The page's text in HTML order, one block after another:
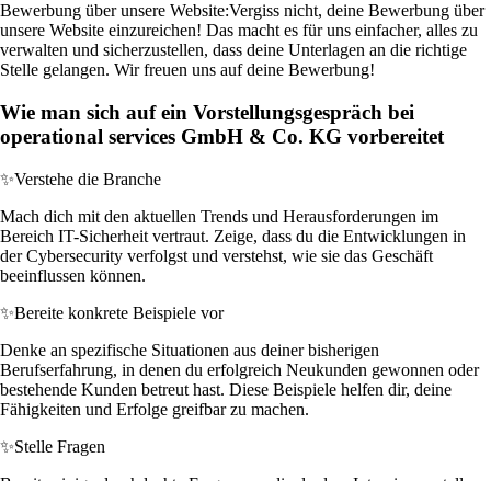
Bewerbung über unsere Website:Vergiss nicht, deine Bewerbung über
unsere Website einzureichen! Das macht es für uns einfacher, alles zu
verwalten und sicherzustellen, dass deine Unterlagen an die richtige
Stelle gelangen. Wir freuen uns auf deine Bewerbung!
Wie man sich auf ein Vorstellungsgespräch bei
operational services GmbH & Co. KG vorbereitet
✨Verstehe die Branche
Mach dich mit den aktuellen Trends und Herausforderungen im
Bereich IT-Sicherheit vertraut. Zeige, dass du die Entwicklungen in
der Cybersecurity verfolgst und verstehst, wie sie das Geschäft
beeinflussen können.
✨Bereite konkrete Beispiele vor
Denke an spezifische Situationen aus deiner bisherigen
Berufserfahrung, in denen du erfolgreich Neukunden gewonnen oder
bestehende Kunden betreut hast. Diese Beispiele helfen dir, deine
Fähigkeiten und Erfolge greifbar zu machen.
✨Stelle Fragen